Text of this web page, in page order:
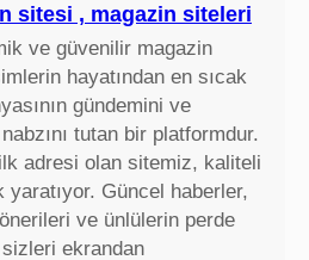
sitesi , magazin siteleri
ve güvenilir magazin
hayatından en sıcak
gündemini ve
tutan bir platformdur.
adresi olan sitemiz, kaliteli
Güncel haberler,
ve ünlülerin perde
ekrandan